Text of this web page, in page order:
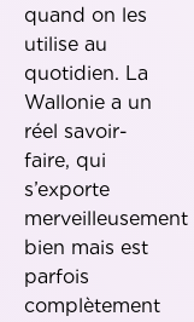
quand on les
utilise au
quotidien. La
Wallonie a un
réel savoir-
faire, qui
s’exporte
merveilleusement
bien mais est
parfois
complètement